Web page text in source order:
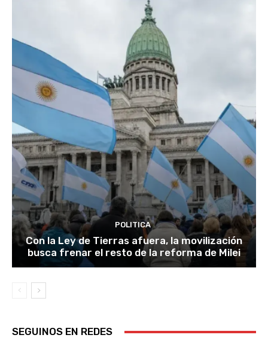
POLITICA
Con la Ley de Tierras afuera, la movilización
busca frenar el resto de la reforma de Milei
SEGUINOS EN REDES